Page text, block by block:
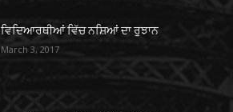
ਵਿਦਿਆਰਥੀਆਂ ਵਿੱਚ ਨਸ਼ਿਆਂ ਦਾ ਰੁਝਾਨ
March 3, 2017